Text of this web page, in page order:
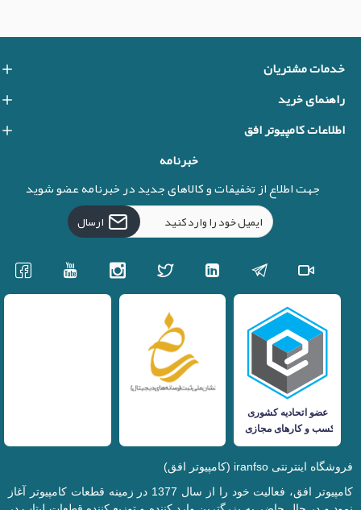
خدمات مشتریان
راهنمای خرید
اطلاعات کامپیوتر افق
خبرنامه
جهت اطلاع از تخفیفات و کالاهای جدید در خبرنامه عضو شوید
ارسال
فروشگاه اینترنتی iranfso (کامپیوتر افق)
کامپیوتر افق، فعالیت خود را از سال 1377 در زمینه قطعات کامپیوتر آغاز